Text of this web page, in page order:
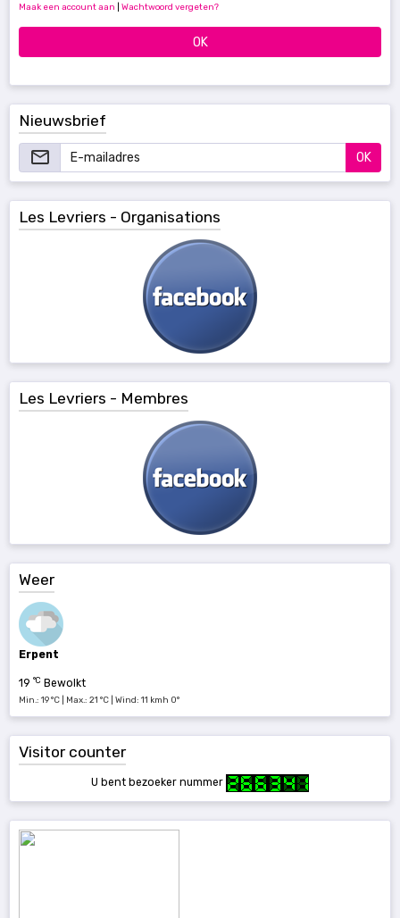
Maak een account aan Wachtwoord vergeten?
OK
Nieuwsbrief
OK
Les Levriers - Organisations
Les Levriers - Membres
Weer
Erpent
19 °C Bewolkt
Min.: 19 °C | Max.: 21 °C | Wind: 11 kmh 0°
Visitor counter
U bent bezoeker nummer